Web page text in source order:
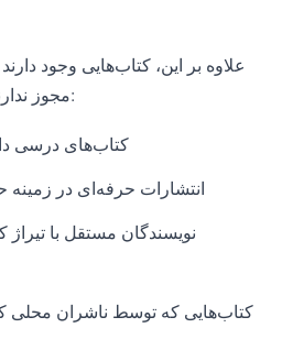
علاوه بر این، کتاب‌هایی وجود
مجوز ندارند. این موضوع به ویژه برای:
کتاب‌های درسی
انتشارات حرفه‌ای در
نویسندگان مستقل با
کتاب‌هایی که توسط ناشران محلی